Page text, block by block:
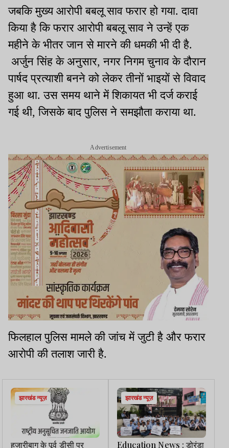
जबकि मुख्य आरोपी बबलू साव फरार हो गया. दावा
किया है कि फरार आरोपी बबलू साव ने उन्हें एक
महीने के भीतर जान से मारने की धमकी भी दी है.
अर्जुन सिंह के अनुसार, नगर निगम चुनाव के दौरान
पार्षद प्रत्याशी बनने को लेकर तीनों भाइयों से विवाद
हुआ था. उस समय थाने में शिकायत भी दर्ज कराई
गई थी, जिसके बाद पुलिस ने समझौता कराया था.
Advertisement
फिलहाल पुलिस मामले की जांच में जुटी है और फरार
आरोपी की तलाश जारी है.
झारखंड न्यूज़
हजारीबाग के पूर्व डीसी पर
झारखंड न्यूज़
Education News : डोरंडा